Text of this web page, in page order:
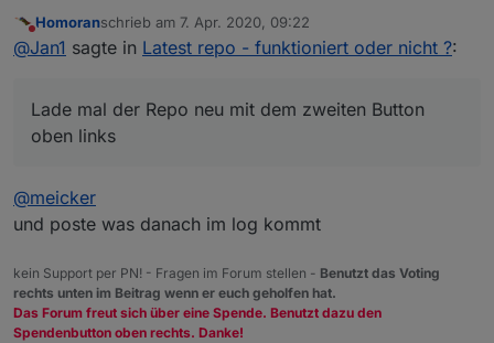
http://iobroker.live/repo/sources-dist-latest.json
Lade mal das Repo neu mit dem zweiten Button oben links
Nicht stören
Homoranschrieb am 7. Apr. 2020, 09:22
zuletzt editiert von
@Jan1 sagte in Latest repo - funktioniert oder nicht ?:
Lade mal der Repo neu mit dem zweiten Button
oben links
@meicker
und poste was danach im log kommt
kein Support per PN! - Fragen im Forum stellen - Benutzt das Voting
rechts unten im Beitrag wenn er euch geholfen hat.
Das Forum freut sich über eine Spende. Benutzt dazu den
Spendenbutton oben rechts. Danke!